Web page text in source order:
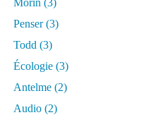
Morin (3)
Penser(3)
Todd (3)
Écologie (3)
Antelme (2)
Audio (2)